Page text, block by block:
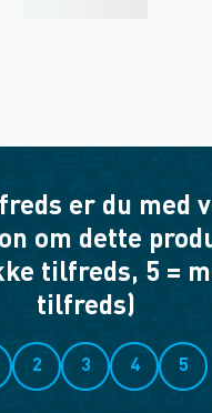
er du med
om dette
tilfreds, 5 =
tilfreds)
2 3 4 5